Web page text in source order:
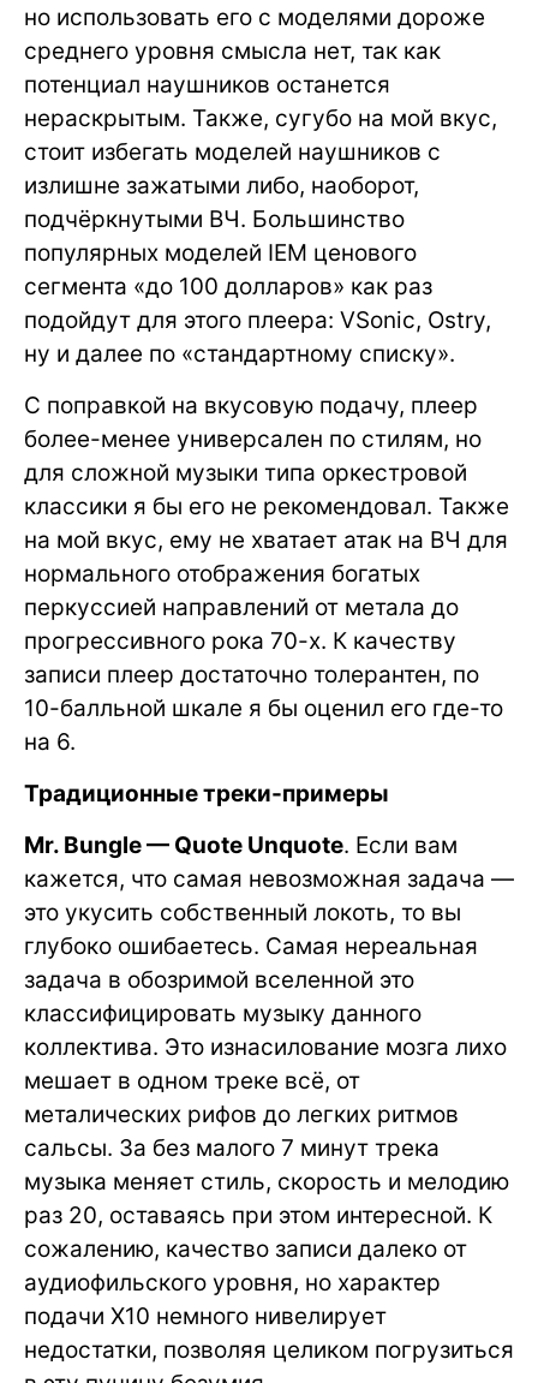
но использовать его с моделями дороже
среднего уровня смысла нет, так как
потенциал наушников останется
нераскрытым. Также, сугубо на мой вкус,
стоит избегать моделей наушников с
излишне зажатыми либо, наоборот,
подчёркнутыми ВЧ. Большинство
популярных моделей IEM ценового
сегмента «до 100 долларов» как раз
подойдут для этого плеера: VSonic, Ostry,
ну и далее по «стандартному списку».
С поправкой на вкусовую подачу, плеер
более-менее универсален по стилям, но
для сложной музыки типа оркестровой
классики я бы его не рекомендовал. Также
на мой вкус, ему не хватает атак на ВЧ для
нормального отображения богатых
перкуссией направлений от метала до
прогрессивного рока 70-х. К качеству
записи плеер достаточно толерантен, по
10-балльной шкале я бы оценил его где-то
на 6.
Традиционные треки-примеры
Mr. Bungle — Quote Unquote. Если вам
кажется, что самая невозможная задача —
это укусить собственный локоть, то вы
глубоко ошибаетесь. Самая нереальная
задача в обозримой вселенной это
классифицировать музыку данного
коллектива. Это изнасилование мозга лихо
мешает в одном треке всё, от
металических рифов до легких ритмов
сальсы. За без малого 7 минут трека
музыка меняет стиль, скорость и мелодию
раз 20, оставаясь при этом интересной. К
сожалению, качество записи далеко от
аудиофильского уровня, но характер
подачи X10 немного нивелирует
недостатки, позволяя целиком погрузиться